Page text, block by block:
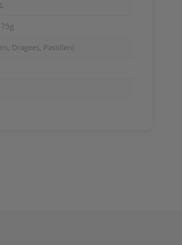
Dragees, Pastillen)